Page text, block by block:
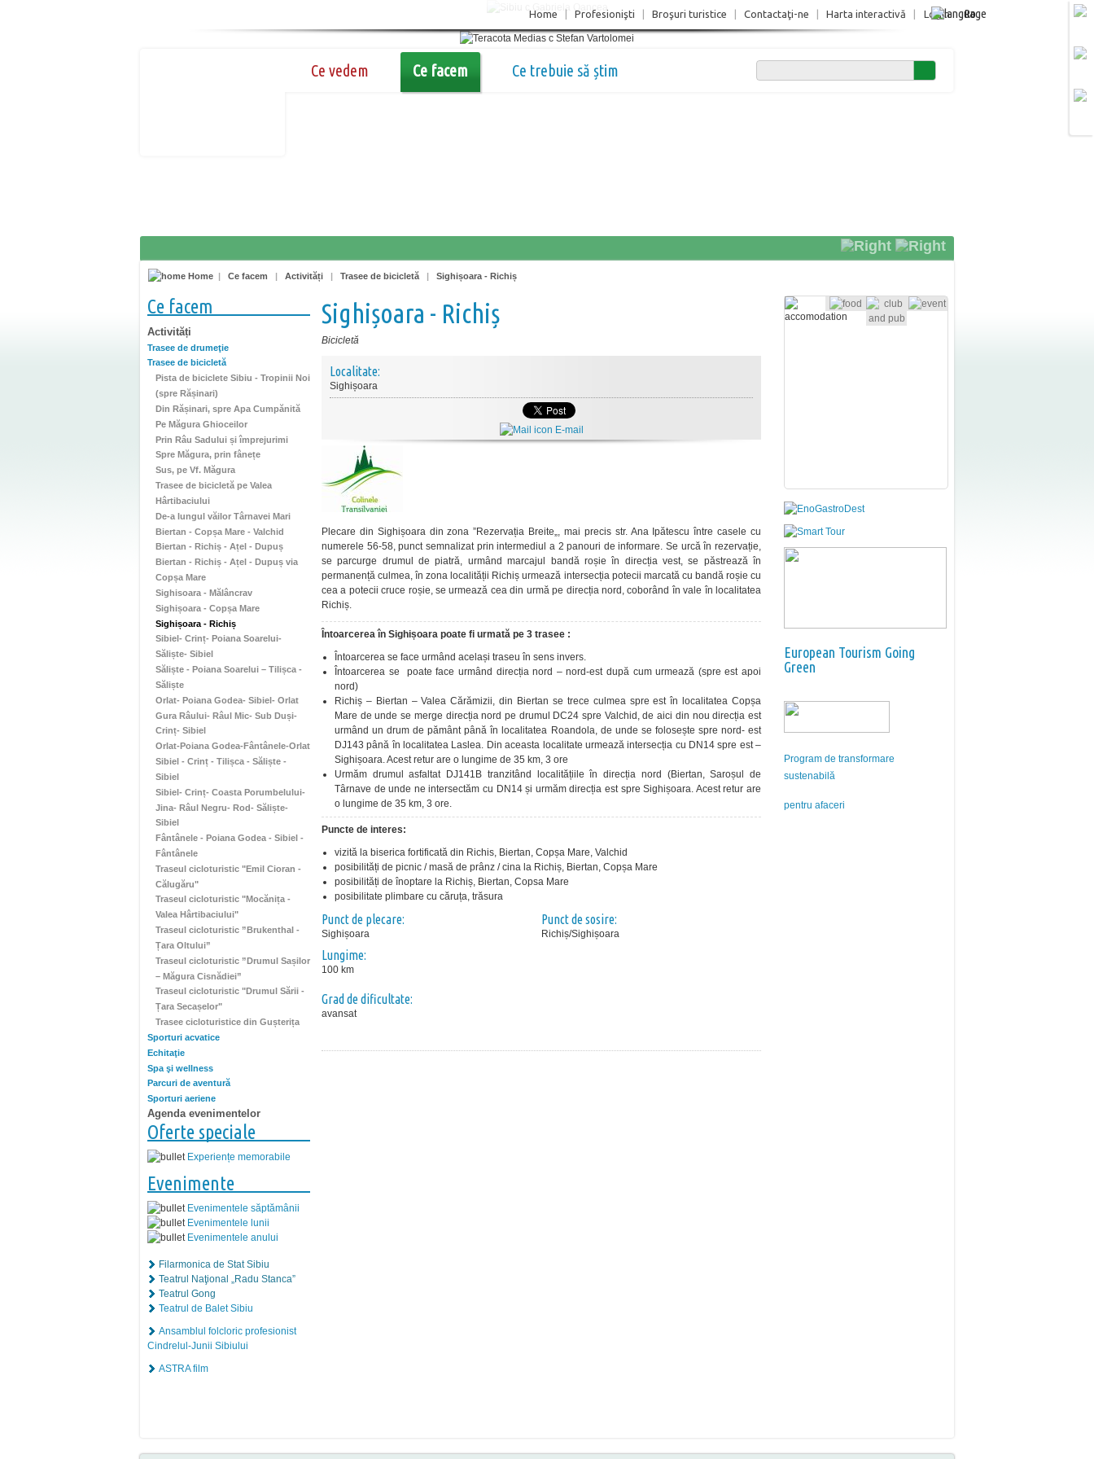
Login Ro
Home Profesionişti Broşuri turistice Contactaţi-ne Harta interactivă
Ce vedem Ce facem Ce trebuie să știm
Home | Ce facem | Activități | Trasee de bicicletă | Sighișoara - Richiș
Ce facem
Activități
Trasee de drumeţie
Trasee de bicicletă
Pista de biciclete Sibiu - Tropinii Noi
(spre Rășinari)
Din Rășinari, spre Apa Cumpănită
Pe Măgura Ghioceilor
Prin Râu Sadului și împrejurimi
Spre Măgura, prin fânețe
Sus, pe Vf. Măgura
Trasee de bicicletă pe Valea
Hârtibaciului
De-a lungul văilor Târnavei Mari
Biertan - Copșa Mare - Valchid
Biertan - Richiș - Ațel - Dupuș
Biertan - Richiș - Ațel - Dupuș via
Copșa Mare
Sighisoara - Mălâncrav
Sighișoara - Copșa Mare
Sighișoara - Richiș
Sibiel- Crinț- Poiana Soarelui-
Săliște- Sibiel
Săliște - Poiana Soarelui – Tilișca -
Săliște
Orlat- Poiana Godea- Sibiel- Orlat
Gura Râului- Râul Mic- Sub Duși-
Crinț- Sibiel
Orlat-Poiana Godea-Fântânele-Orlat
Sibiel - Crinț - Tilișca - Săliște -
Sibiel
Sibiel- Crinț- Coasta Porumbelului-
Jina- Râul Negru- Rod- Săliște-
Sibiel
Fântânele - Poiana Godea - Sibiel -
Fântânele
Traseul cicloturistic "Emil Cioran -
Călugăru"
Traseul cicloturistic "Mocănița -
Valea Hârtibaciului"
Traseul cicloturistic ”Brukenthal -
Țara Oltului”
Traseul cicloturistic ”Drumul Sașilor
– Măgura Cisnădiei”
Traseul cicloturistic "Drumul Sării -
Țara Secașelor"
Trasee cicloturistice din Gușterița
Sporturi acvatice
Echitaţie
Spa şi wellness
Parcuri de aventură
Sporturi aeriene
Agenda evenimentelor
Oferte speciale
Experiențe memorabile
Evenimente
Evenimentele săptămânii
Evenimentele lunii
Evenimentele anului
Filarmonica de Stat Sibiu
Teatrul Naţional „Radu Stanca”
Teatrul Gong
Teatrul de Balet Sibiu
Ansamblul folcloric profesionist
Cindrelul-Junii Sibiului
ASTRA film
Sighișoara - Richiș
Bicicletă
Localitate:
Sighișoara
E-mail
Plecare din Sighișoara din zona ”Rezervația Breite„, mai precis str. Ana Ipătescu între casele cu
numerele 56-58, punct semnalizat prin intermediul a 2 panouri de informare. Se urcă în rezervație,
se parcurge drumul de piatră, urmând marcajul bandă roșie în direcția vest, se păstrează în
permanență culmea, în zona localității Richiș urmează intersecția potecii marcată cu bandă roșie cu
cea a potecii cruce roșie, se urmează cea din urmă pe direcția nord, coborând în vale în localitatea
Richiș.
Întoarcerea în Sighișoara poate fi urmată pe 3 trasee :
Întoarcerea se face urmând același traseu în sens invers.
Întoarcerea se poate face urmând direcția nord – nord-est după cum urmează (spre est apoi
nord)
Richiș – Biertan – Valea Cărămizii, din Biertan se trece culmea spre est în localitatea Copșa
Mare de unde se merge direcția nord pe drumul DC24 spre Valchid, de aici din nou direcția est
urmând un drum de pământ până în localitatea Roandola, de unde se folosește spre nord- est
DJ143 până în localitatea Laslea. Din aceasta localitate urmează intersecția cu DN14 spre est –
Sighișoara. Acest retur are o lungime de 35 km, 3 ore
Urmăm drumul asfaltat DJ141B tranzitând localitățiile în direcția nord (Biertan, Saroșul de
Târnave de unde ne intersectăm cu DN14 și urmăm direcția est spre Sighișoara. Acest retur are
o lungime de 35 km, 3 ore.
Puncte de interes:
vizită la biserica fortificată din Richis, Biertan, Copșa Mare, Valchid
posibilități de picnic / masă de prânz / cina la Richiș, Biertan, Copșa Mare
posibilități de înoptare la Richiș, Biertan, Copsa Mare
posibilitate plimbare cu căruța, trăsura
Punct de plecare:
Sighișoara
Lungime:
100 km
Punct de sosire:
Richiș/Sighișoara
Grad de dificultate:
avansat
European Tourism Going
Green
Program de transformare
sustenabilă
pentru afaceri